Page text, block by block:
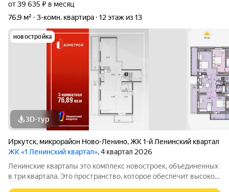
от 39 635 ₽ в месяц
76,9 м²
3-комн. квартира 12 этаж из 13
новостройка
3D-тур
Иркутск, микрорайон Ново-Ленино,ЖК 1-й Ленинский квартал
ЖК «1 Ленинский квартал», 4 квартал 2026
Ленинские кварталы это комплекс новостроек, объединенных
в три квартала. Это пространство, которое обеспечит высокое